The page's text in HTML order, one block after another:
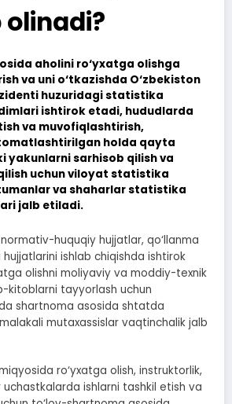
aholini ro‘yxatga olishga
va uni o‘tkazishda O‘zbekiston
huzuridagi statistika
ishtirok etadi, hududlarda
va muvofiqlashtirish,
holda qayta
yakunlarni sarhisob qilish va
uchun viloyat statistika
va shaharlar statistika
jalb etiladi.
huquqiy hujjatlar, qo‘llanma
ishlab chiqishda ishtirok
olishni moliyaviy va moddiy-texnik
kitoblarni tayyorlash uchun
shartnoma asosida shtatda
mutaxassislar vaqtinchalik jalb
ro‘yxatga olish, instruktorlik,
ishlarni tashkil etish va